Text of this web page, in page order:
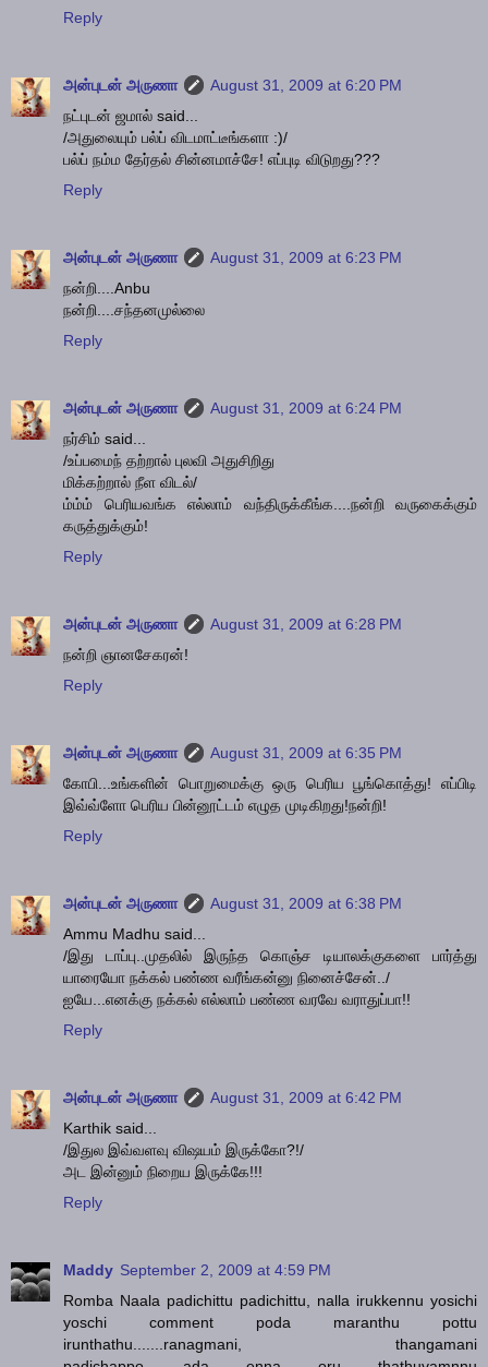
Reply
அன்புடன் அருணா
August 31, 2009 at 6:20 PM
நட்புடன் ஜமால் said...
/அதுலையும் பல்ப் விடமாட்டீங்களா :)/
பல்ப் நம்ம தேர்தல் சின்னமாச்சே! எப்புடி விடுறது???
Reply
அன்புடன் அருணா
August 31, 2009 at 6:23 PM
நன்றி....Anbu
நன்றி....சந்தனமுல்லை
Reply
அன்புடன் அருணா
August 31, 2009 at 6:24 PM
நர்சிம் said...
/உப்பமைந் தற்றால் புலவி அதுசிறிது
மிக்கற்றால் நீள விடல்/
ம்ம்ம் பெரியவங்க எல்லாம் வந்திருக்கீங்க....நன்றி வருகைக்கும்
கருத்துக்கும்!
Reply
அன்புடன் அருணா
August 31, 2009 at 6:28 PM
நன்றி ஞானசேகரன்!
Reply
அன்புடன் அருணா
August 31, 2009 at 6:35 PM
கோபி...உங்களின் பொறுமைக்கு ஒரு பெரிய பூங்கொத்து! எப்பிடி
இவ்வ்ளோ பெரிய பின்னூட்டம் எழுத முடிகிறது!நன்றி!
Reply
அன்புடன் அருணா
August 31, 2009 at 6:38 PM
Ammu Madhu said...
/இது டாப்பு..முதலில் இருந்த கொஞ்ச டியாலக்குகளை பார்த்து
யாரையோ நக்கல் பண்ண வரீங்கன்னு நினைச்சேன்../
ஐயே...எனக்கு நக்கல் எல்லாம் பண்ண வரவே வராதுப்பா!!
Reply
அன்புடன் அருணா
August 31, 2009 at 6:42 PM
Karthik said...
/இதுல இவ்வளவு விஷயம் இருக்கோ?!/
அட இன்னும் நிறைய இருக்கே!!!
Reply
Maddy September 2, 2009 at 4:59 PM
Romba Naala padichittu padichittu, nalla irukkennu yosichi
yoschi comment poda maranthu pottu
irunthathu.......ranagmani, thangamani